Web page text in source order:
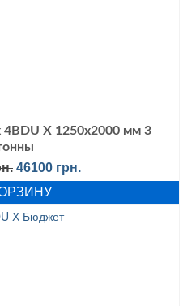
Х 1250х2000 мм 3
Первоначальная
цена
составляла
47000 грн..
46100 грн.Текущая
цена: